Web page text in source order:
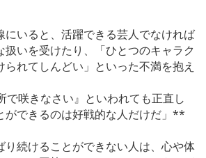
にいると、活躍できる芸人でなければ
扱いを受けたり、「ひとつのキャラク
られてしんどい」といった不満を抱え
咲きなさい』といわれても正直し
ができるのは好戦的な人だけだ」**
り続けることができない人は、心や体